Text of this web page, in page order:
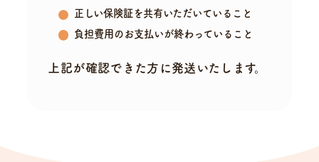
正しい保険証を共有いただいていること
負担費用のお支払いが終わっていること
上記が確認できた方に発送いたします。